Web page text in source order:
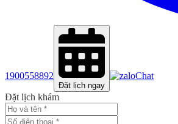
1900558892
Đặt lịch ngay
Chat
Đặt lịch khám